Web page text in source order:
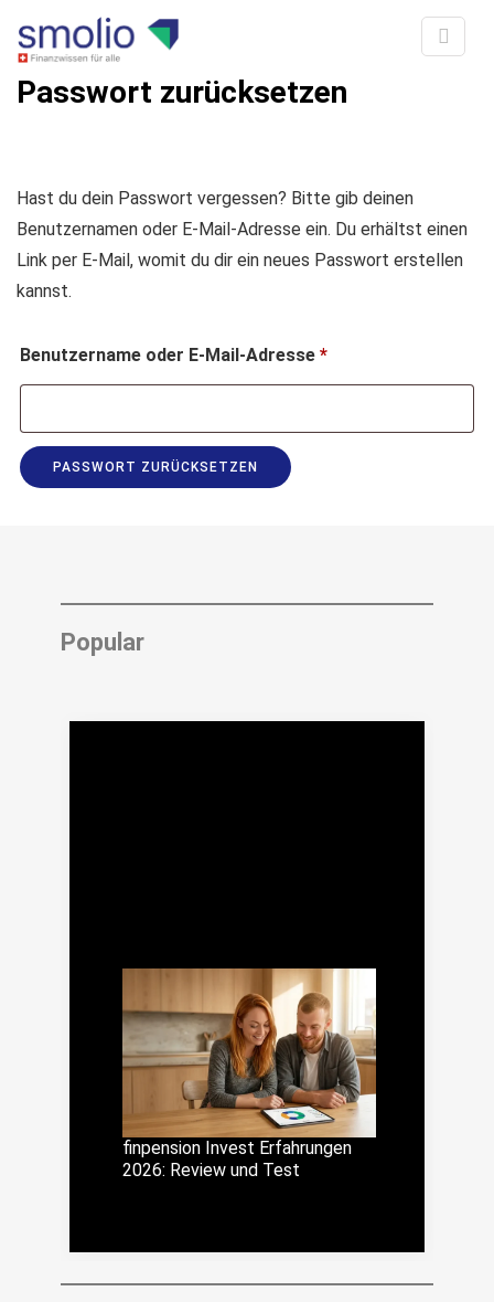
Passwort zurücksetzen
Hast du dein Passwort vergessen? Bitte gib deinen
Benutzernamen oder E-Mail-Adresse ein. Du erhältst einen
Link per E-Mail, womit du dir ein neues Passwort erstellen
kannst.
Benutzername oder E-Mail-Adresse *Erforderlich
PASSWORT ZURÜCKSETZEN
Popular
finpension Invest Erfahrungen
2026: Review und Test